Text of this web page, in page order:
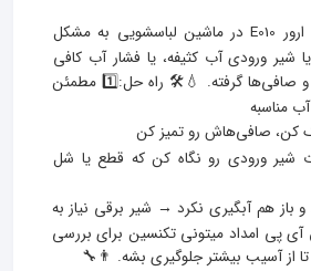
درود مریم خانم 😌🔍 ارور E010 در ماشین لباسشویی به مشکل
شیر ورودی آب کثیفه، یا فشار آب کافی
نیست، یا مسیر شلنگ و صافی‌ها گرفته. 💧🛠 راه حل:1️⃣ مطمئن
شیر ورودی رو نگاه کن که قطع یا شل
و باز هم آبگیری نکرد → شیر برقی نیاز به
تعویض داره💡 از طریق آی‌ پی امداد میتونی تکنسین برای بررسی